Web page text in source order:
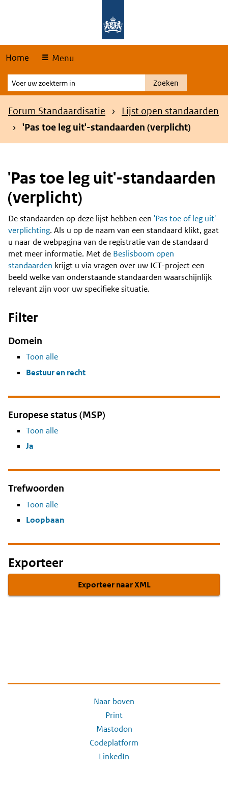
Home Menu
Voer
uw
zoekterm
Zoeken
Kruimelpad
Forum Standaardisatie
Lijst open standaarden
'Pas toe leg uit'-standaarden (verplicht)
'Pas toe leg uit'-standaarden
(verplicht)
Content
De standaarden op deze lijst hebben een 'Pas toe of leg uit'-
verplichting. Als u op de naam van een standaard klikt, gaat
u naar de webpagina van de registratie van de standaard
met meer informatie. Met de Beslisboom open
standaarden krijgt u via vragen over uw ICT-project een
beeld welke van onderstaande standaarden waarschijnlijk
relevant zijn voor uw specifieke situatie.
Filter
Domein
Toon alle
Bestuur en recht
Europese status (MSP)
Toon alle
Ja
Trefwoorden
Toon alle
Loopbaan
Exporteer
Exporteer naar XML
Naar boven
Print
Mastodon
Codeplatform
LinkedIn